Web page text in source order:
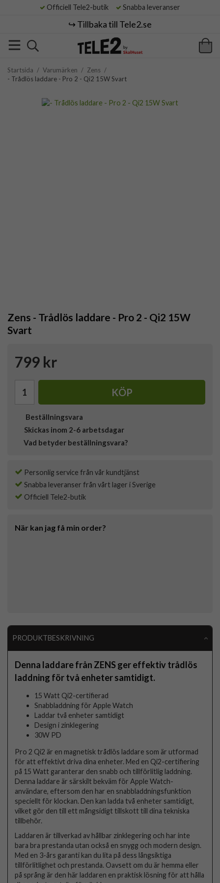
Officiell Tele2-butik Snabba leveranser
↪️ Tillbaka till Tele2.se
Startsida / Varumärken / Zens /
- Trådlös laddare - Pro 2 - Qi2 15W Svart
Zens - Trådlös laddare - Pro 2 - Qi2 15W
Svart
799 kr
KÖP
Beställningsvara
Skickas inom 2-6 arbetsdagar
Vad betyder beställningsvara?
Personlig service från vår kundtjänst
Snabba leveranser från vårt lager i Sverige
Officiell Tele2-butik
När kan jag få min order?
PRODUKTBESKRIVNING
Denna laddare från ZENS ger effektiv trådlös
laddning för två enheter samtidigt.
15 Watt Qi2-certifierad
Snabbladdning för Apple Watch
Laddar två enheter samtidigt
Design i zinklegering
30W PD
Pro 2 Qi2 är en magnetisk trådlös laddare som är utformad
för att effektivt driva dina enheter. Med en Qi2-certifiering
på 15 Watt garanterar den snabb och tillförlitlig laddning.
Denna laddare är särskilt bekväm för Apple Watch-
användare, eftersom den har en snabbladdningsfunktion
speciellt för klockan. Den kan ladda två enheter samtidigt,
vilket gör den till ett mångsidigt tillskott till dina tekniska
tillbehör.
Laddaren är tillverkad av hållbar zinklegering och har inte
bara bra prestanda utan också en snygg och modern design.
Med en 3-års garanti kan du lita på dess långsiktiga
tillförlitlighet och prestanda. Oavsett om du är hemma eller
på språng är den här laddaren en praktisk lösning för att hålla